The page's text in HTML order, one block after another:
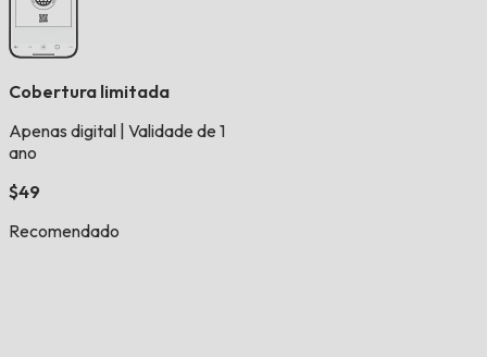
Cobertura limitada
Apenas digital Validade de 1
ano
$49
Recomendado